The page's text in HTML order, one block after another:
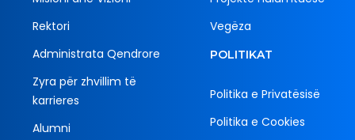
Rektori
Administrata Qendrore
Zyra për zhvillim të
karrieres
Alumni
Vegëza
POLITIKAT
Politika e Privatësisë
Politika e Cookies